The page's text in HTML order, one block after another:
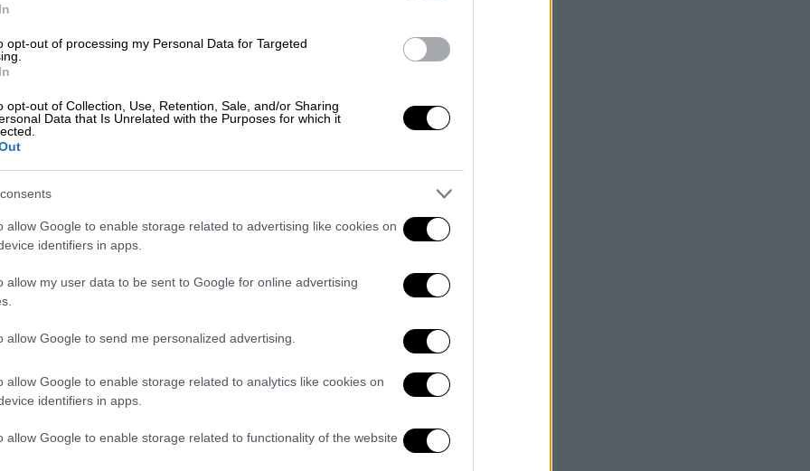
opt-out of processing my Personal Data for Targeted
opt-out of Collection, Use, Retention, Sale, and/or Sharing
Data that Is Unrelated with the Purposes for which it
allow Google to enable storage related to advertising like cookies on
identifiers in apps.
allow my user data to be sent to Google for online advertising
allow Google to send me personalized advertising.
allow Google to enable storage related to analytics like cookies on
identifiers in apps.
allow Google to enable storage related to functionality of the website
τοBreathlessείναι και η πιο
τον
ηθοποιούς του γαλλικού
Jean Seberg,το pixie κούρεμα της οποίας
της ταινίας.
γίνεται ρομαντική ταινία καθώς
τους κανόνες της αφήγησης όπως
πλέον ταμπού, τοsoundtrack δεν
είδους και η αφήγηση μεταπηδά
να προσφέρει τόσες πληροφορίες για
το κοινό.